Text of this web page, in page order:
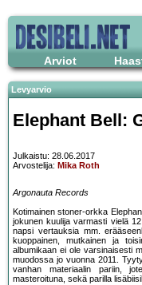
Arviot
Levyarvio
Elephant Bell:
Julkaistu: 28.06.2017
Arvostelija: Mika Roth
Argonauta Records
Kotimainen stoner-orkka
jokunen kuulija varmasti vielä
napsi vertauksia mm.
kuoppainen, mutkainen ja
albumikaan ei ole varsinaisesti
muodossa jo vuonna 2011.
vanhan materiaalin pariin,
masteroituna, sekä parilla